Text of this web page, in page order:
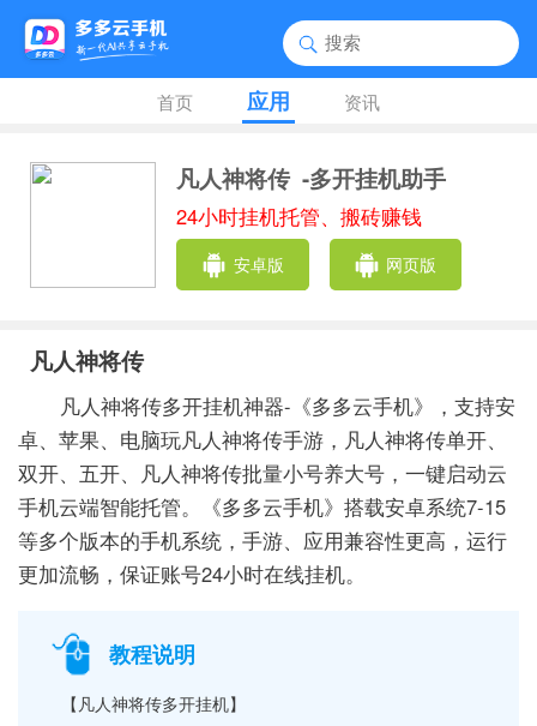
首页 应用 资讯
凡人神将传 -多开挂机助手
24小时挂机托管、搬砖赚钱
安卓版 网页版
凡人神将传
凡人神将传多开挂机神器-《多多云手机》，支持安
卓、苹果、电脑玩凡人神将传手游，凡人神将传单开、
双开、五开、凡人神将传批量小号养大号，一键启动云
手机云端智能托管。《多多云手机》搭载安卓系统7-15
等多个版本的手机系统，手游、应用兼容性更高，运行
更加流畅，保证账号24小时在线挂机。
教程说明
【凡人神将传多开挂机】